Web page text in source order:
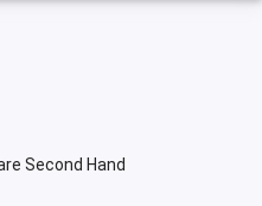
Second Hand